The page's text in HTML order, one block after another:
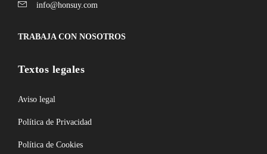
info@honsuy.com
TRABAJA CON NOSOTROS
Textos legales
Aviso legal
Política de Privacidad
Política de Cookies